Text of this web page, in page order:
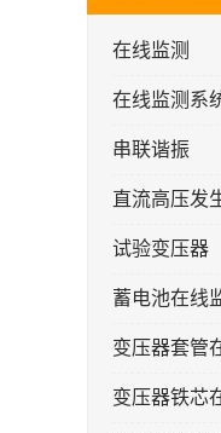
在线监测
在线监测系
串联谐振
直流高压发
试验变压器
蓄电池在线
变压器套管
变压器铁芯